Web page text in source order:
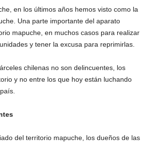
en los últimos años hemos visto como la
Una parte importante del aparato
mapuche, en muchos casos para realizar
y tener la excusa para reprimirlas.
chilenas no son delincuentes, los
y no entre los que hoy están luchando
del territorio mapuche, los dueños de las